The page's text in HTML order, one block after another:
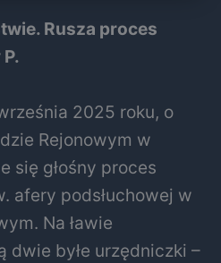
Rusza proces
2025 roku, o
Rejonowym w
się głośny proces
afery podsłuchowej w
Na ławie
dwie byłe urzędniczki –